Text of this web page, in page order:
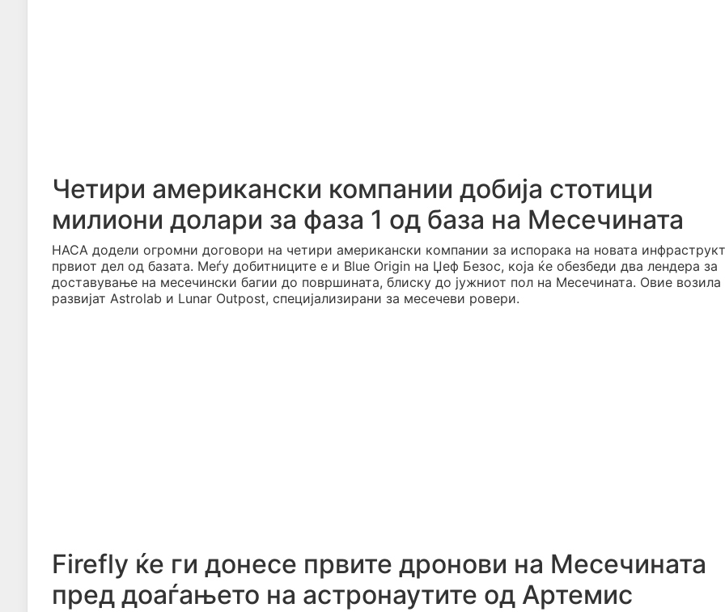
Четири американски компании добија стотици
милиони долари за фаза 1 од база на Месечината
НАСА додели огромни договори на четири американски компании за испорака на новата
првиот дел од базата. Меѓу добитниците е и Blue Origin на Џеф Безос, која ќе обезбеди два лендера за
доставување на месечински багии до површината, блиску до јужниот пол на Месечината. Овие возила
развијат Astrolab и Lunar Outpost, специјализирани за месечеви ровери.
Firefly ќе ги донесе првите дронови на Месечината
пред доаѓањето на астронаутите од Артемис